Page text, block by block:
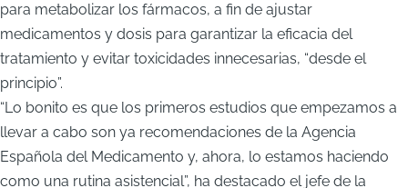
para metabolizar los fármacos, a fin de ajustar
medicamentos y dosis para garantizar la eficacia del
tratamiento y evitar toxicidades innecesarias, “desde el
principio”.
“Lo bonito es que los primeros estudios que empezamos a
llevar a cabo son ya recomendaciones de la Agencia
Española del Medicamento y, ahora, lo estamos haciendo
como una rutina asistencial”, ha destacado el jefe de la